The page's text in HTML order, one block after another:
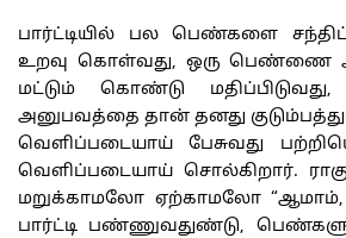
பார்ட்டியில் பல பெண்களை
உறவு கொள்வது, ஒரு பெண்ணை
மட்டும் கொண்டு
அனுபவத்தை தான் தனது
வெளிப்படையாய் பேசுவது
வெளிப்படையாய் சொல்கிறார்.
மறுக்காமலோ ஏற்காமலோ “ஆமாம்,
பார்ட்டி பண்ணுவதுண்டு,